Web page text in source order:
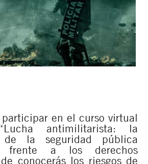
en el curso virtual
antimilitarista: la
de la seguridad pública
frente a los derechos
conocerás los riesgos de